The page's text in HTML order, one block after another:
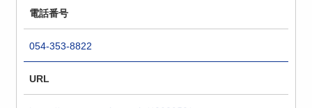
電話番号
054-353-8822
URL